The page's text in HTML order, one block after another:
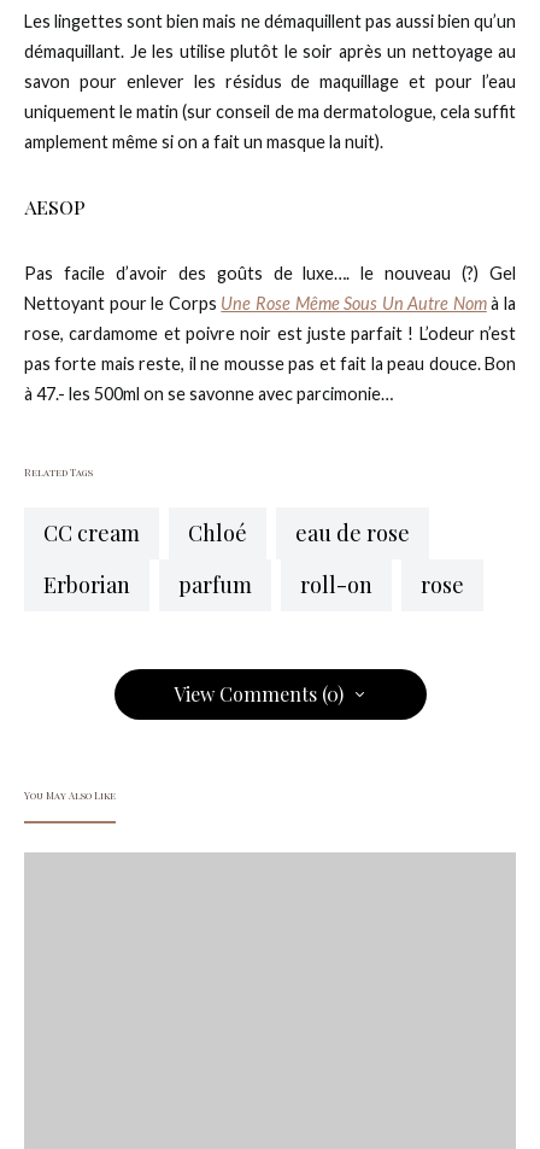
Les lingettes sont bien mais ne démaquillent pas aussi bien qu’un
démaquillant. Je les utilise plutôt le soir après un nettoyage au
savon pour enlever les résidus de maquillage et pour l’eau
uniquement le matin (sur conseil de ma dermatologue, cela suffit
amplement même si on a fait un masque la nuit).
AESOP
Pas facile d’avoir des goûts de luxe…. le nouveau (?) Gel
Nettoyant pour le Corps Une Rose Même Sous Un Autre Nomà la
rose, cardamome et poivre noir est juste parfait ! L’odeur n’est
pas forte mais reste, il ne mousse pas et fait la peau douce. Bon
à 47.- les 500ml on se savonne avec parcimonie…
Related Tags
CC cream Chloé
eau de rose
Erborian
parfum roll-on rose
View Comments (0)
You May Also Like